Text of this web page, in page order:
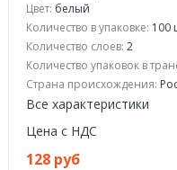
Цвет: белый
Количество в упаковке: 100
Количество слоев: 2
Количество упаковок в
Страна происхождения:
Все характеристики
Цена с НДС
128 руб